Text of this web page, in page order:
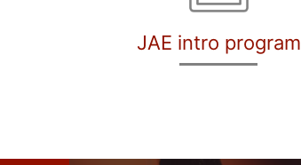
JAE intro program